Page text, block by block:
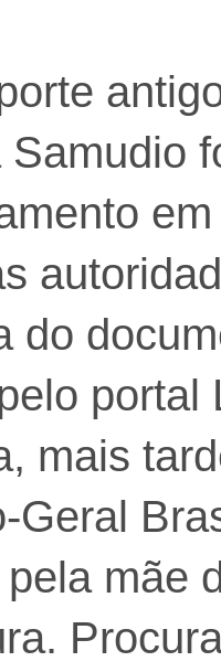
Samudio
do
portal
mais
Geral
mãe